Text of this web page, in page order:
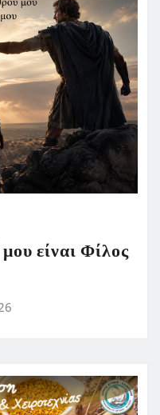
είναι Φίλος